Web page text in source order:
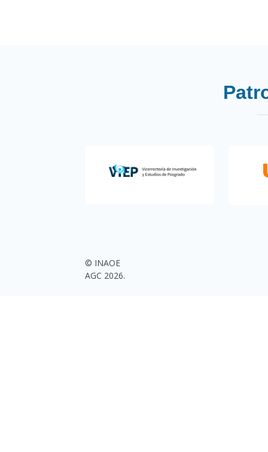
© INAOE
AGC 2026.